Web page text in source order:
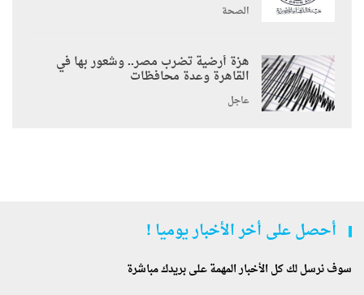
الصحة
هزة أرضية تضرب مصر.. وشعور بها في
القاهرة وعدة محافظات
عاجل
أحصل على أخر الأخبار يوميا !
سوف نرسل لك كل الأخبار المهمة على بريدك مباشرة